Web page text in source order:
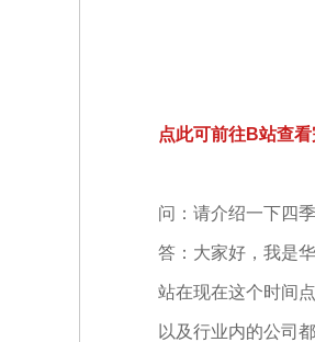
点此可前往B站查
问：请介绍一下四
答：大家好，我是
站在现在这个时间
以及行业内的公司